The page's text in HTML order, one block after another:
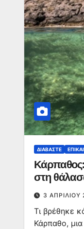
ΔΙΑΒΆΣΤΕ
στη
3 ΑΠΡΙΛΊΟΥ
Τι βρέθηκε
Κάρπαθο,